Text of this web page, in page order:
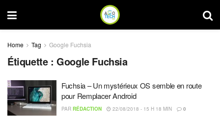
Home Tag Google Fuchsia
Étiquette :Google Fuchsia
Fuchsia – Un mystérieux OS semble en route
pour Remplacer Android
PAR RÉDACTION 22/08/2018 - 15 H 18 MIN 0